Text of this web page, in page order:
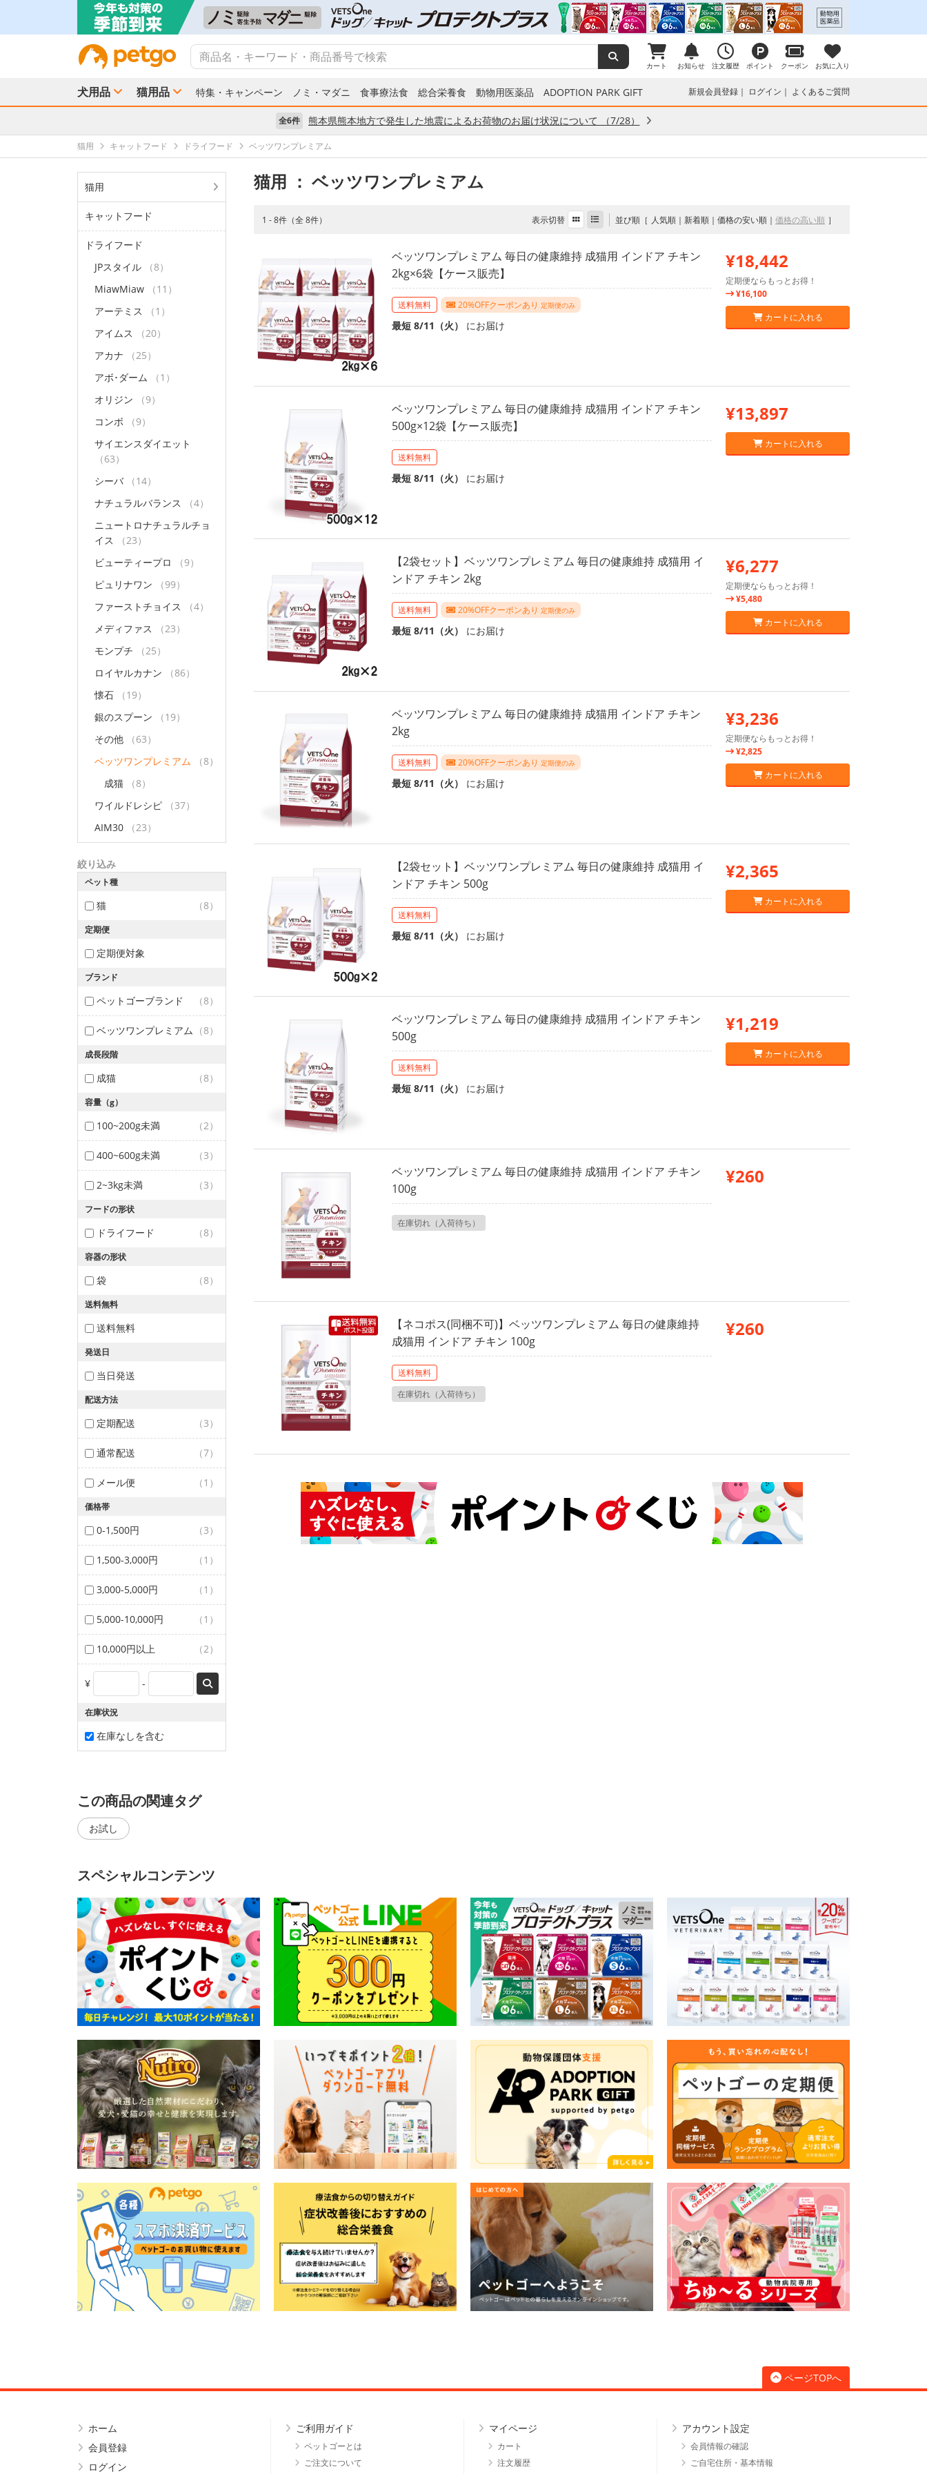
カート お知らせ 注文履歴 ポイント クーポン お気に入り
犬用品 猫用品 特集・キャンペーン ノミ・マダニ 食事療法食 総合栄養食 動物用医薬品 ADOPTION PARK GIFT 新規会員登録 ログイン よくあるご質問
全6件 熊本県熊本地方で発生した地震によるお荷物のお届け状況について （7/28）
猫用 キャットフード ドライフード ベッツワンプレミアム
猫用
キャットフード
ドライフード
JPスタイル
（8）
MiawMiaw
（11）
アーテミス
（1）
アイムス
（20）
アカナ
（25）
アボ･ダーム
（1）
オリジン
（9）
コンボ
（9）
サイエンスダイエット
（63）
シーバ
（14）
ナチュラルバランス
（4）
ニュートロナチュラルチョ
イス
（23）
ビューティープロ
（9）
ピュリナワン
（99）
ファーストチョイス
（4）
メディファス
（23）
モンプチ
（25）
ロイヤルカナン
（86）
懐石
（19）
銀のスプーン
（19）
その他
（63）
ベッツワンプレミアム
（8）
成猫
（8）
ワイルドレシピ
（37）
AIM30
（23）
絞り込み
ペット種
猫 （8）
定期便
定期便対象
ブランド
ペットゴーブランド （8）
ベッツワンプレミアム （8）
成長段階
成猫 （8）
容量（g）
100~200g未満 （2）
400~600g未満 （3）
2~3kg未満 （3）
フードの形状
ドライフード （8）
容器の形状
袋 （8）
送料無料
送料無料
発送日
当日発送
配送方法
定期配送 （3）
通常配送 （7）
メール便 （1）
価格帯
0-1,500円 （3）
1,500-3,000円 （1）
3,000-5,000円 （1）
5,000-10,000円 （1）
10,000円以上 （2）
¥ -
在庫状況
在庫なしを含む
猫用 ： ベッツワンプレミアム
1 - 8件（全 8件） 表示切替 並び順 人気順 新着順 価格の安い順 価格の高い順
ベッツワンプレミアム 毎日の健康維持 成猫用 インドア チキン
2kg×6袋【ケース販売】
送料無料 20%OFFクーポンあり 定期便のみ
最短 8/11（火） にお届け
¥18,442
定期便ならもっとお得！
¥16,100
カートに入れる
ベッツワンプレミアム 毎日の健康維持 成猫用 インドア チキン
500g×12袋【ケース販売】
送料無料
最短 8/11（火） にお届け
¥13,897
カートに入れる
【2袋セット】ベッツワンプレミアム 毎日の健康維持 成猫用 イ
ンドア チキン 2kg
送料無料 20%OFFクーポンあり 定期便のみ
最短 8/11（火） にお届け
¥6,277
定期便ならもっとお得！
¥5,480
カートに入れる
ベッツワンプレミアム 毎日の健康維持 成猫用 インドア チキン
2kg
送料無料 20%OFFクーポンあり 定期便のみ
最短 8/11（火） にお届け
¥3,236
定期便ならもっとお得！
¥2,825
カートに入れる
【2袋セット】ベッツワンプレミアム 毎日の健康維持 成猫用 イ
ンドア チキン 500g
送料無料
最短 8/11（火） にお届け
¥2,365
カートに入れる
ベッツワンプレミアム 毎日の健康維持 成猫用 インドア チキン
500g
送料無料
最短 8/11（火） にお届け
¥1,219
カートに入れる
ベッツワンプレミアム 毎日の健康維持 成猫用 インドア チキン
100g
在庫切れ（入荷待ち）
¥260
【ネコポス(同梱不可)】ベッツワンプレミアム 毎日の健康維持
成猫用 インドア チキン 100g
送料無料
在庫切れ（入荷待ち）
¥260
この商品の関連タグ
お試し
スペシャルコンテンツ
ページTOPへ
ホーム
会員登録
ログイン
ご利用ガイド
ペットゴーとは
ご注文について
マイページ
カート
注文履歴
アカウント設定
会員情報の確認
ご自宅住所・基本情報